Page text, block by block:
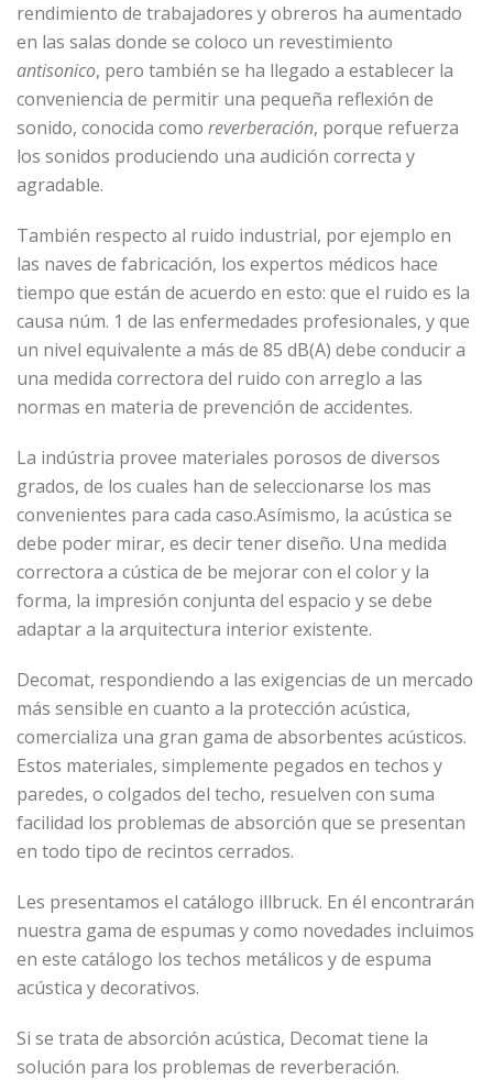
rendimiento de trabajadores y obreros ha aumentado
en las salas donde se coloco un revestimiento
antisonico, pero también se ha llegado a establecer la
conveniencia de permitir una pequeña reflexión de
sonido, conocida como reverberación, porque refuerza
los sonidos produciendo una audición correcta y
agradable.
También respecto al ruido industrial, por ejemplo en
las naves de fabricación, los expertos médicos hace
tiempo que están de acuerdo en esto: que el ruido es la
causa núm. 1 de las enfermedades profesionales, y que
un nivel equivalente a más de 85 dB(A) debe conducir a
una medida correctora del ruido con arreglo a las
normas en materia de prevención de accidentes.
La indústria provee materiales porosos de diversos
grados, de los cuales han de seleccionarse los mas
convenientes para cada caso.Asímismo, la acústica se
debe poder mirar, es decir tener diseño. Una medida
correctora a cústica de be mejorar con el color y la
forma, la impresión conjunta del espacio y se debe
adaptar a la arquitectura interior existente.
Decomat, respondiendo a las exigencias de un mercado
más sensible en cuanto a la protección acústica,
comercializa una gran gama de absorbentes acústicos.
Estos materiales, simplemente pegados en techos y
paredes, o colgados del techo, resuelven con suma
facilidad los problemas de absorción que se presentan
en todo tipo de recintos cerrados.
Les presentamos el catálogo illbruck. En él encontrarán
nuestra gama de espumas y como novedades incluimos
en este catálogo los techos metálicos y de espuma
acústica y decorativos.
Si se trata de absorción acústica, Decomat tiene la
solución para los problemas de reverberación.